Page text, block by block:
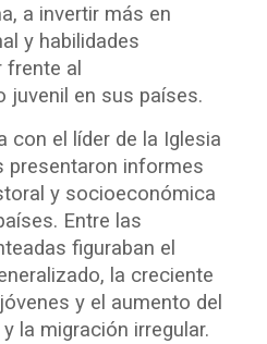
a invertir más en
y habilidades
frente al
juvenil en sus países.
con el líder de la Iglesia
presentaron informes
y socioeconómica
Entre las
figuraban el
la creciente
y el aumento del
la migración irregular.